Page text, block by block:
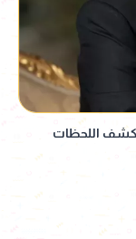
اللحظات